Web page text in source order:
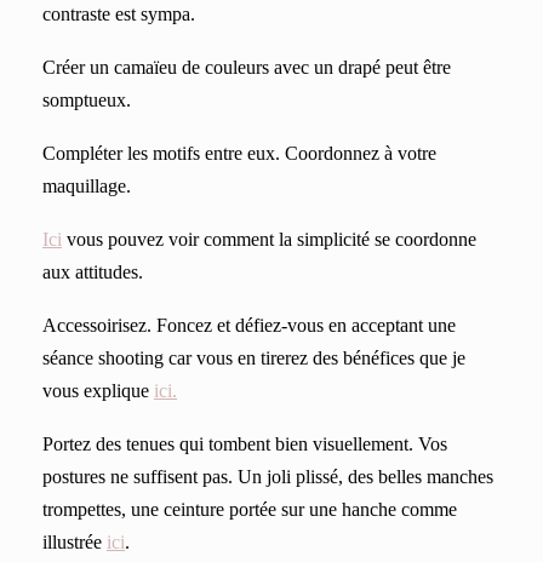
contraste est sympa.
Créer un camaïeu de couleurs avec un drapé peut être
somptueux.
Compléter les motifs entre eux. Coordonnez à votre
maquillage.
Ici vous pouvez voir comment la simplicité se coordonne
aux attitudes.
Accessoirisez. Foncez et défiez-vous en acceptant une
séance shooting car vous en tirerez des bénéfices que je
vous explique ici.
Portez des tenues qui tombent bien visuellement. Vos
postures ne suffisent pas. Un joli plissé, des belles manches
trompettes, une ceinture portée sur une hanche comme
illustrée ici.